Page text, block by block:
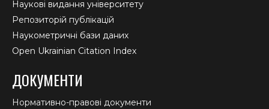
Наукові видання університету
Репозиторій публікацій
Наукометричні бази даних
Open Ukrainian Citation Index
ДОКУМЕНТИ
Нормативно-правові документи